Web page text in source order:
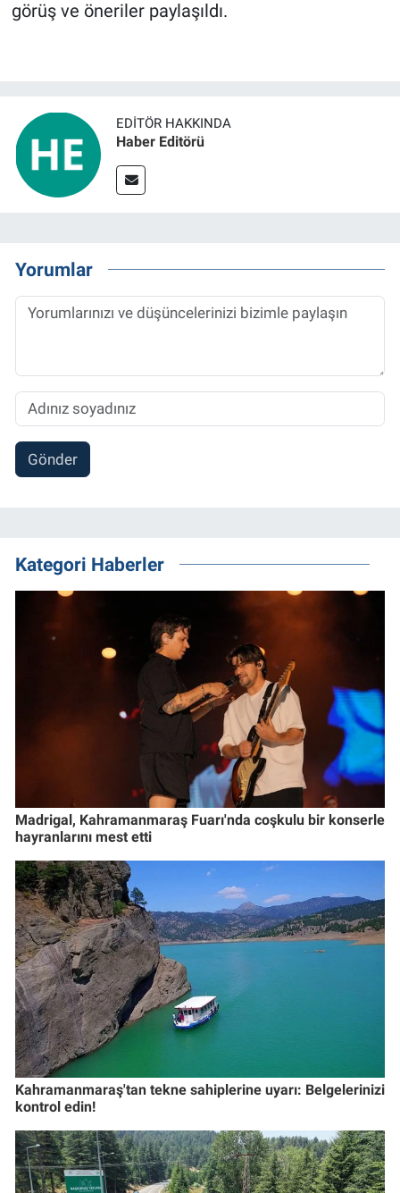
görüş ve öneriler paylaşıldı.
EDITÖR HAKKINDA
Haber Editörü
Yorumlar
Gönder
Kategori Haberler
Madrigal, Kahramanmaraş Fuarı'nda coşkulu bir konserle
hayranlarını mest etti
Kahramanmaraş'tan tekne sahiplerine uyarı: Belgelerinizi
kontrol edin!